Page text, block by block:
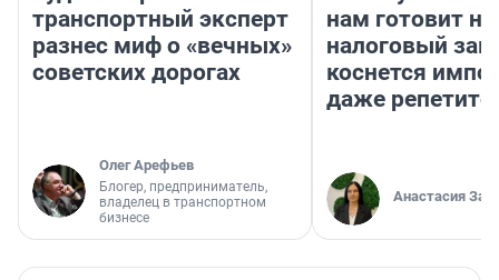
транспортный эксперт
разнес миф о «вечных»
советских дорогах
Олег Арефьев
Блогер, предприниматель,
владелец в транспортном
бизнесе
нам готовит
налоговый
коснется
даже
Анастасия